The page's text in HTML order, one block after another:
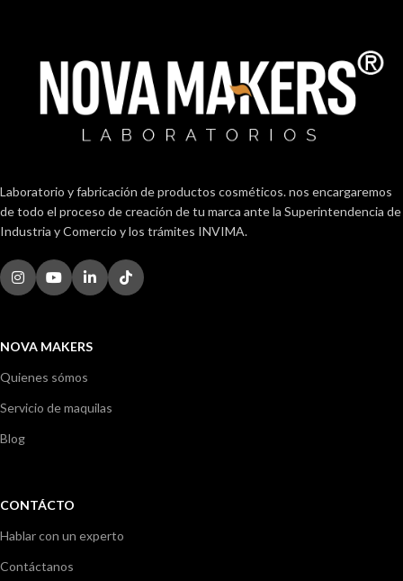
Laboratorio y fabricación de productos cosméticos. nos encargaremos
de todo el proceso de creación de tu marca ante la Superintendencia de
Industria y Comercio y los trámites INVIMA.
NOVA MAKERS
Quienes sómos
Servicio de maquilas
Blog
CONTÁCTO
Hablar con un experto
Contáctanos